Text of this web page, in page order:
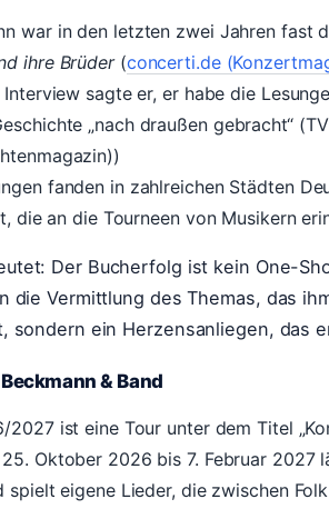
war in den letzten zwei Jahren fast
ihre Brüder(concerti.de
Interview sagte er, er habe die
„nach draußen gebracht“
fanden in zahlreichen Städten
die an die Tourneen von Musikern
Der Bucherfolg ist kein One-
die Vermittlung des Themas, das
sondern ein Herzensanliegen, das
& Band
2027 ist eine Tour unter dem Titel
Oktober 2026 bis 7. Februar
spielt eigene Lieder, die zwischen